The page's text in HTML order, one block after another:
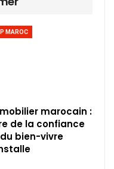
MAROC
marocain :
de la confiance
bien-vivre